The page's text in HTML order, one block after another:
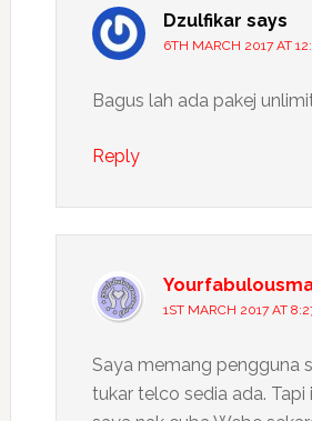
Dzulfikar says
6TH MARCH 2017 AT
Bagus lah ada pakej
Reply
1ST MARCH 2017 AT
Saya memang pengguna
tukar telco sedia ada. Tapi